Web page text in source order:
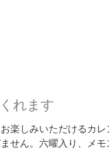
れます
楽しみいただけるカレ
せん。六曜入り、メモ